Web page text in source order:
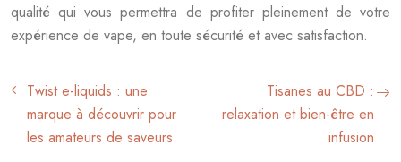
qualité qui vous permettra de profiter pleinement de votre
expérience de vape, en toute sécurité et avec satisfaction.
Twist e-liquids : une
marque à découvrir pour
les amateurs de saveurs.
Tisanes au CBD :
relaxation et bien-être en
infusion